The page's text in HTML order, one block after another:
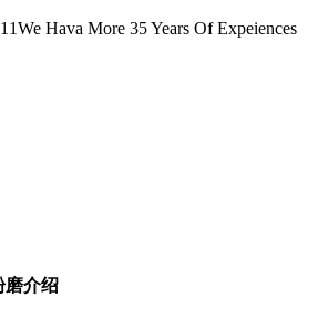
We Hava More 35 Years Of Expeiences
磨介绍